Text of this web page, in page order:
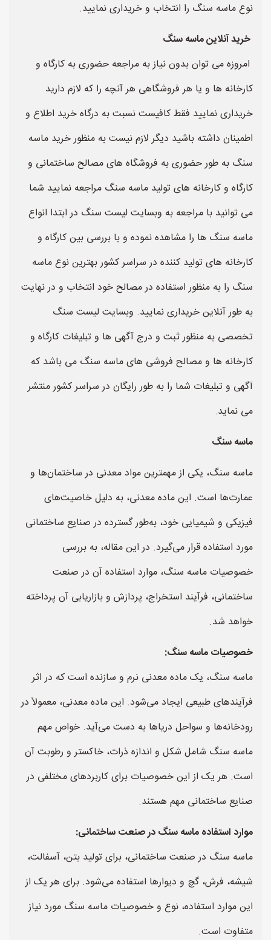
نوع ماسه سنگ را انتخاب و خریداری نمایید.
خرید آنلاین ماسه سنگ
امروزه می توان بدون نیاز به مراجعه حضوری به کارگاه و
کارخانه ها و یا هر فروشگاهی هر آنچه را که لازم دارید
خریداری نمایید فقط کافیست نسبت به درگاه خرید اطلاع و
اطمینان داشته باشید دیگر لازم نیست به منظور خرید ماسه
سنگ به طور حضوری به فروشگاه های مصالح ساختمانی و
کارگاه و کارخانه های تولید ماسه سنگ مراجعه نمایید شما
می توانید با مراجعه به وبسایت لیست سنگ در ابتدا انواع
ماسه سنگ ها را مشاهده نموده و با بررسی بین کارگاه و
کارخانه های تولید کننده در سراسر کشور بهترین نوع ماسه
سنگ را به منظور استفاده در مصالح خود انتخاب و در نهایت
به طور آنلاین خریداری نمایید. وبسایت لیست سنگ
تخصصی به منظور ثبت و درج آگهی ها و تبلیغات کارگاه و
کارخانه ها و مصالح فروشی های ماسه سنگ می باشد که
آگهی و تبلیغات شما را به طور رایگان در سراسر کشور منتشر
می نماید.
ماسه سنگ
ماسه سنگ، یکی از مهمترین مواد معدنی در ساختمان‌ها و
عمارت‌ها است. این ماده معدنی، به دلیل خاصیت‌های
فیزیکی و شیمیایی خود، به‌طور گسترده در صنایع ساختمانی
مورد استفاده قرار می‌گیرد. در این مقاله، به بررسی
خصوصیات ماسه سنگ، موارد استفاده آن در صنعت
ساختمانی، فرآیند استخراج، پردازش و بازاریابی آن پرداخته
خواهد شد.
خصوصیات ماسه سنگ:
ماسه سنگ، یک ماده معدنی نرم و سازنده است که در اثر
فرآیندهای طبیعی ایجاد می‌شود. این ماده معدنی، معمولاً در
رودخانه‌ها و سواحل دریاها به دست می‌آید. خواص مهم
ماسه سنگ شامل شکل و اندازه ذرات، خاکستر و رطوبت آن
است. هر یک از این خصوصیات برای کاربردهای مختلفی در
صنایع ساختمانی مهم هستند.
موارد استفاده ماسه سنگ در صنعت ساختمانی:
ماسه سنگ در صنعت ساختمانی، برای تولید بتن، آسفالت،
شیشه، فرش، گچ و دیوارها استفاده می‌شود. برای هر یک از
این موارد استفاده، نوع و خصوصیات ماسه سنگ مورد نیاز
متفاوت است.